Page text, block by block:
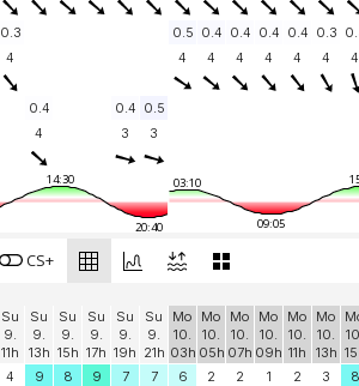
0.3 0.5 0.4 0.4 0.4 0.4 0.3
4 4 4 4 4 4 4 4
0.4 0.4 0.5
4 3 3
14:30
20:40
03:10
09:05
CS+
Su
9.
11h
Su
9.
13h
Su
9.
15h
Su
9.
17h
Su
9.
19h
Su
9.
21h
Mo
10.
03h
Mo
10.
05h
Mo
10.
07h
Mo
10.
09h
Mo
10.
11h
Mo
10.
13h
4 9 8 9 7 7 6 2 2 1 2 3
8